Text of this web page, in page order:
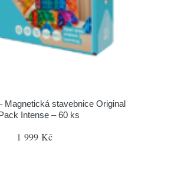
Magnetická stavebnice Original
Intense – 60 ks
1 999 Kč